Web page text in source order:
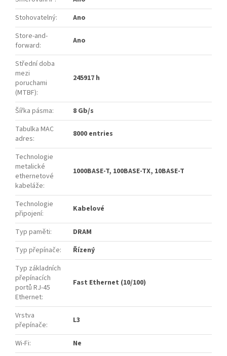
Stohovatelný:
Ano
Store-and-
forward: Ano
Střední doba
mezi
poruchami
(MTBF):
245917 h
Šířka pásma:
8 Gb/s
Tabulka MAC
adres: 8000 entries
Technologie
metalické
ethernetové
kabeláže:
1000BASE-T, 100BASE-TX, 10BASE-T
Technologie
připojení: Kabelové
Typ paměti:
DRAM
Typ přepínače:
Řízený
Typ základních
přepínacích
portů RJ-45
Ethernet:
Fast Ethernet (10/100)
Vrstva
přepínače: L3
Wi-Fi:
Ne